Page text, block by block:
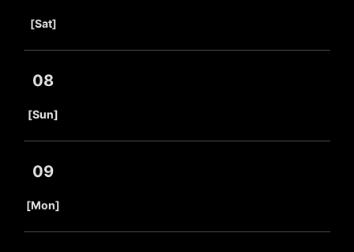
[Sat]
08
[Sun]
09
[Mon]